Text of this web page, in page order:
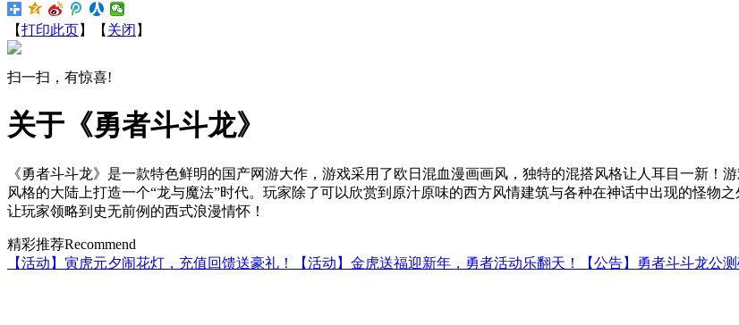
【打印此页】【 关闭 】
扫一扫，有惊喜!
关于《勇者斗斗龙》
《勇者斗斗龙》是一款特色鲜明的国产网游大作，游戏采用了欧日混血漫画画风，独特的混搭风格让人耳目一新！
风格的大陆上打造一个“龙与魔法”时代。玩家除了可以欣赏到原汁原味的西方风情建筑与各种在神话中出现的怪物
让玩家领略到史无前例的西式浪漫情怀！
精彩推荐Recommend
【活动】寅虎元夕闹花灯，充值回馈送豪礼！
【活动】金虎送福迎新年，勇者活动乐翻天！ 【公告】勇者斗斗龙公